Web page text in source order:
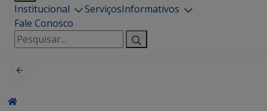
Institucional ServiçosInformativos
Fale Conosco
Pesquisar
por: